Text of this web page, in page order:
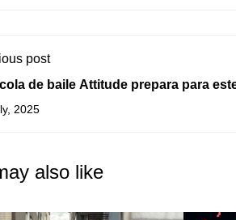
post
de baile Attitude prepara para
o seu festival de verán
2025
also like